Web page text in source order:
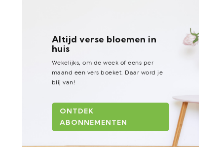
Altijd verse bloemen in
huis
Wekelijks, om de week of eens per
maand een vers boeket. Daar word je
blij van!
ONTDEK
ABONNEMENTEN